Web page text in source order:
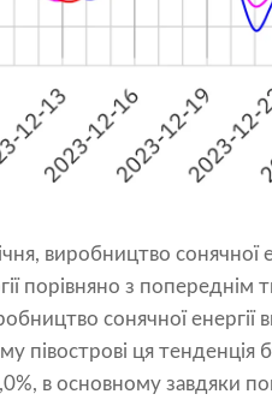
виробництво сонячної
порівняно з
сонячної
півострові ця тенденція
в основному завдяки